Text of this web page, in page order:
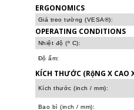
ERGONOMICS
Giá treo tường (VESA®):
OPERATING CONDITIONS
Nhiệt độ (º C):
Độ ẩm:
KÍCH THƯỚC (RộNG X CAO
Kích thước (inch / mm):
Bao bì (inch / mm):